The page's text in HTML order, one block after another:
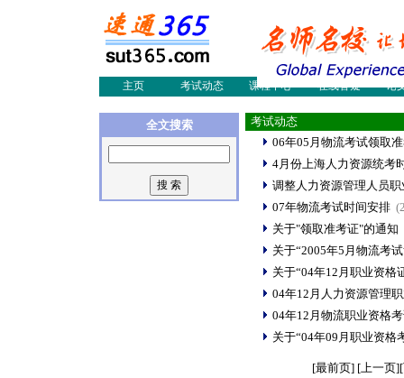
物流案例
物流人才
职业
物流员培训
多媒体制作
国
采购认证培训
国际
主页
考试动态 课程中心 在线答疑 论
全文搜索
考试动态
06年05月物流考试领取
4月份上海人力资源统考
调整人力资源管理人员
07年物流考试时间安排
关于"领取准考证"的通知
关于“2005年5月物流考
关于“04年12月职业资格
04年12月人力资源管理
04年12月物流职业资格
关于“04年09月职业资格
[最前页] [上一页][